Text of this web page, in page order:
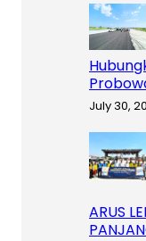
July 30,
ARUS